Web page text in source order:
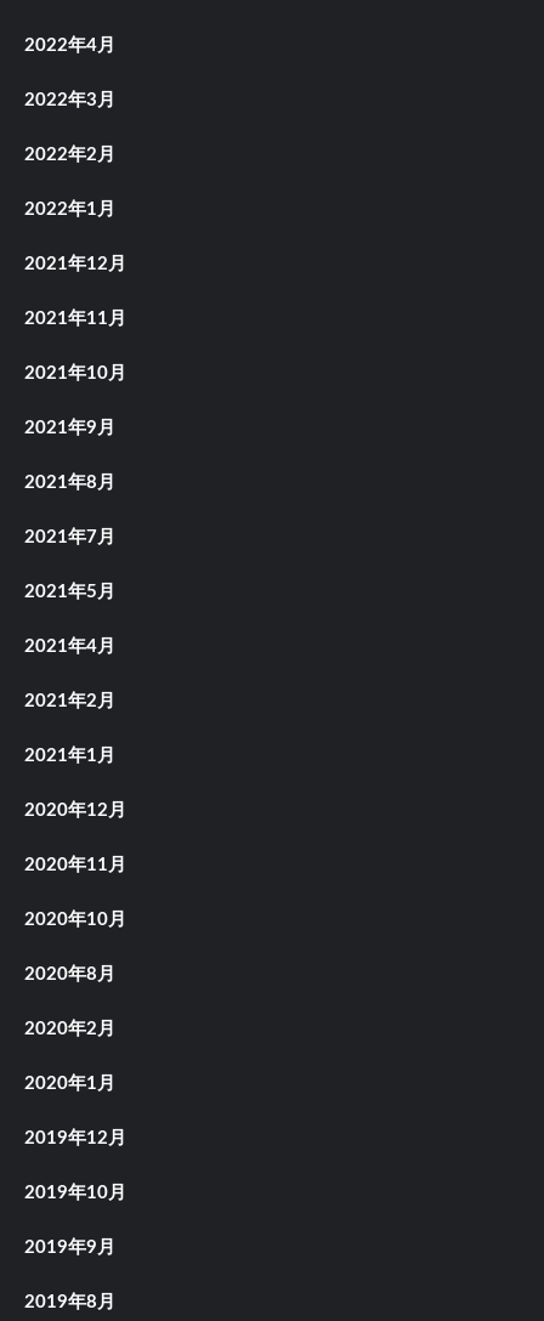
2022年4月
2022年3月
2022年2月
2022年1月
2021年12月
2021年11月
2021年10月
2021年9月
2021年8月
2021年7月
2021年5月
2021年4月
2021年2月
2021年1月
2020年12月
2020年11月
2020年10月
2020年8月
2020年2月
2020年1月
2019年12月
2019年10月
2019年9月
2019年8月